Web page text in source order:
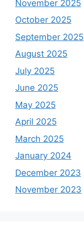
November 2025
October 2025
September 2025
August 2025
July 2025
June 2025
May 2025
April 2025
March 2025
January 2024
December 2023
November 2023